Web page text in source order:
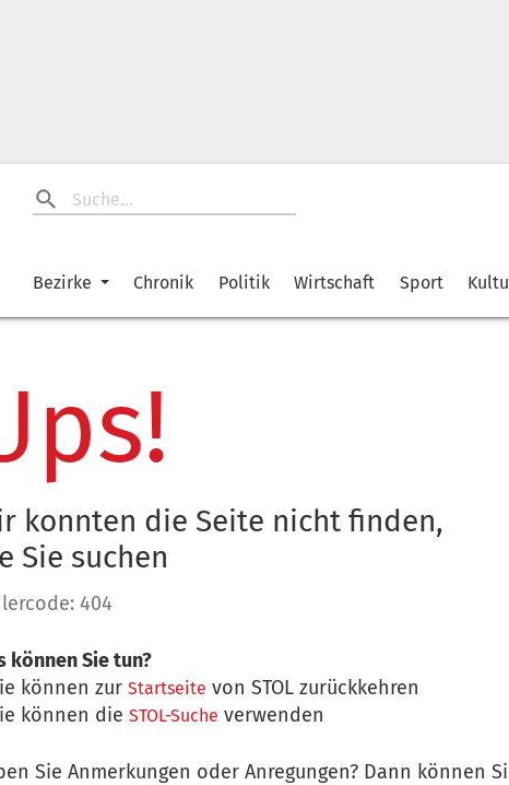
Bezirke Chronik Politik Wirtschaft Sport
konnten die Seite nicht finden,
Sie suchen
404
können Sie tun?
können zurStartseite von STOL zurückkehren
können dieSTOL-Suche verwenden
Sie Anmerkungen oder Anregungen? Dann können